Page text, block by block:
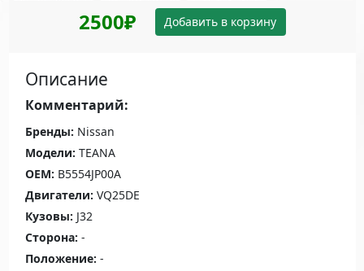
2500₽ Добавить в корзину
Описание
Комментарий:
Бренды: Nissan
Модели: TEANA
OEM: B5554JP00A
Двигатели: VQ25DE
Кузовы: J32
Сторона: -
Положение: -